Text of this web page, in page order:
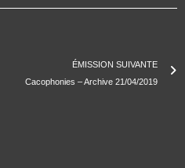
ÉMISSION SUIVANTE
Cacophonies – Archive 21/04/2019